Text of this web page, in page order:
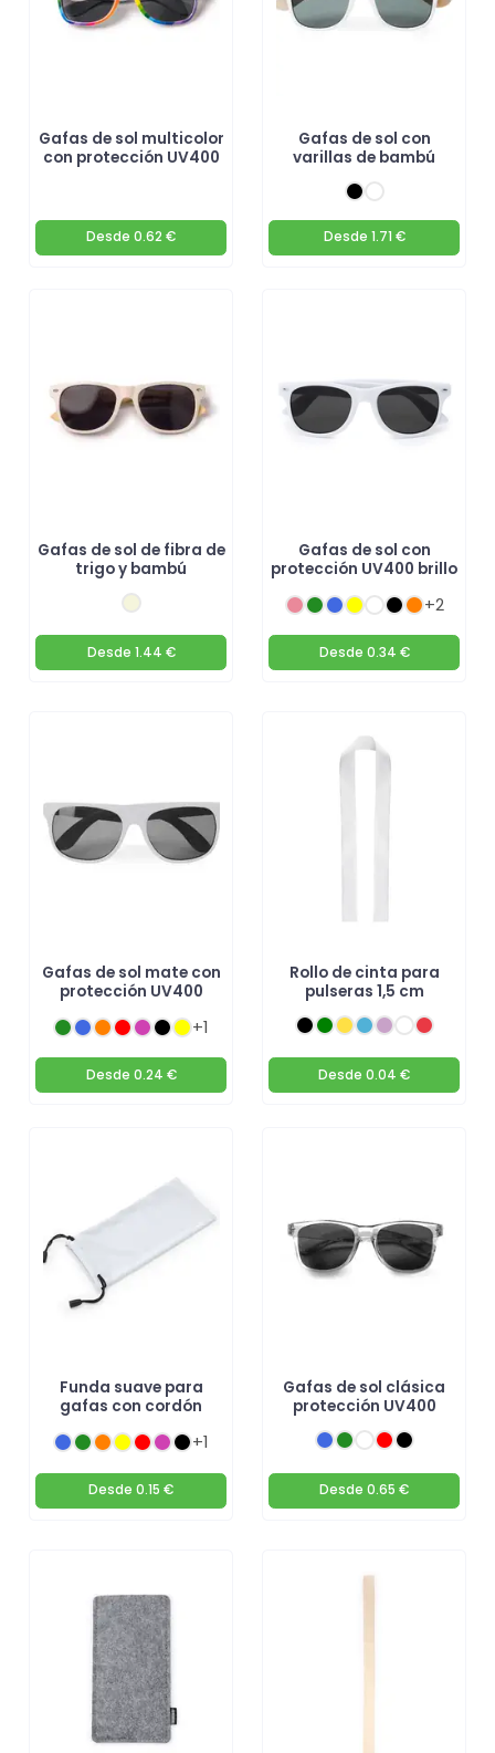
Gafas de sol multicolor
con protección UV400
Desde 0.62 €
Gafas de sol con
varillas de bambú
Desde 1.71 €
Gafas de sol de fibra de
trigo y bambú
Desde 1.44 €
Gafas de sol con
protección UV400 brillo
+2
Desde 0.34 €
Gafas de sol mate con
protección UV400
+1
Desde 0.24 €
Rollo de cinta para
pulseras 1,5 cm
Desde 0.04 €
Funda suave para
gafas con cordón
+1
Desde 0.15 €
Gafas de sol clásica
protección UV400
Desde 0.65 €